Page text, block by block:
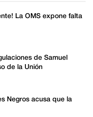
La OMS expone falta
de Samuel
de la Unión
Negros acusa que la